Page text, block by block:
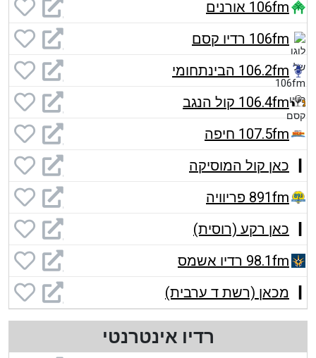
106fm אורנים
106fm רדיו קסם
106.2fm הבינתחומי
106.4fm קול הנגב
107.5fm חיפה
כאן קול המוסיקה
891fm פריוויה
כאן רקע (רוסית)
98.1fm רדיו אשמס
מכאן (רשת ד ערבית)
רדיו אינטרנטי